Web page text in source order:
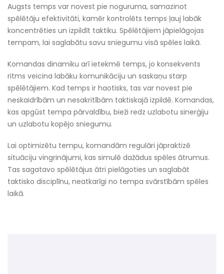
Augsts temps var novest pie noguruma, samazinot
spēlētāju efektivitāti, kamēr kontrolēts temps ļauj labāk
koncentrēties un izpildīt taktiku. Spēlētājiem jāpielāgojas
tempam, lai saglabātu savu sniegumu visā spēles laikā.
Komandas dinamiku arī ietekmē temps, jo konsekvents
ritms veicina labāku komunikāciju un saskaņu starp
spēlētājiem. Kad temps ir haotisks, tas var novest pie
neskaidrībām un nesakritībām taktiskajā izpildē. Komandas,
kas apgūst tempa pārvaldību, bieži redz uzlabotu sinerģiju
un uzlabotu kopējo sniegumu.
Lai optimizētu tempu, komandām regulāri jāpraktizē
situāciju vingrinājumi, kas simulē dažādus spēles ātrumus.
Tas sagatavo spēlētājus ātri pielāgoties un saglabāt
taktisko disciplīnu, neatkarīgi no tempa svārstībām spēles
laikā.